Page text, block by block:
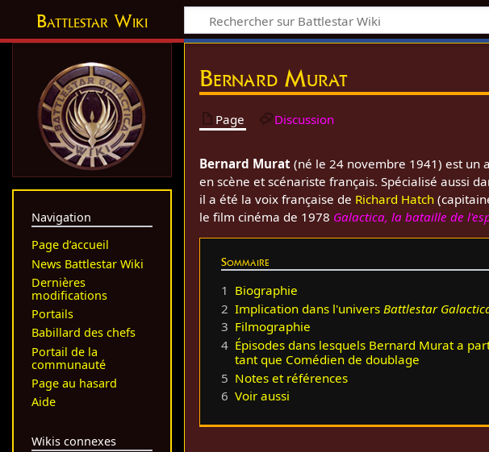
Battlestar Wiki
Bernard Murat
Page Discussion
Bernard Murat (né le 24 novembre 1941) est un
en scène et scénariste français. Spécialisé aussi
il a été la voix française de Richard Hatch
le film cinéma de 1978 Galactica, la bataille de
Sommaire
1 Biographie
2 Implication dans l'univers Battlestar
3 Filmographie
4 Épisodes dans lesquels Bernard Murat a
tant que Comédien de doublage
5 Notes et références
6 Voir aussi
Navigation
Page d’accueil
News Battlestar Wiki
Dernières
modifications
Portails
Babillard des chefs
Portail de la
communauté
Page au hasard
Aide
Wikis connexes